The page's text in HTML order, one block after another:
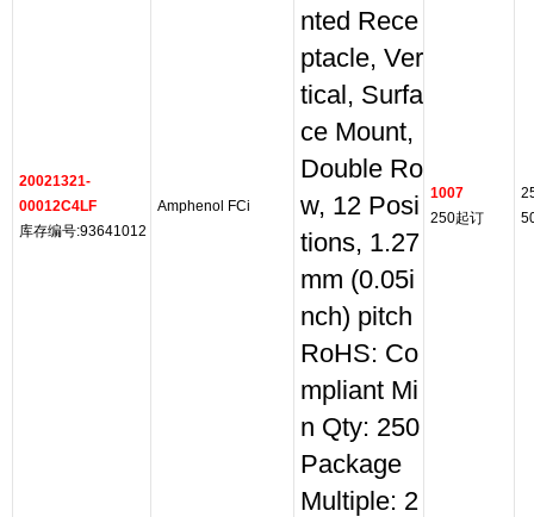
20021321-
00012C4LF
库存编号:93641012
Amphenol FCi
nted Rece
ptacle, Ver
tical, Surfa
ce Mount,
Double Ro
w, 12 Posi
tions, 1.27
mm (0.05i
nch) pitch
RoHS: Co
mpliant Mi
n Qty: 250
Package
Multiple: 2
1007
250起订